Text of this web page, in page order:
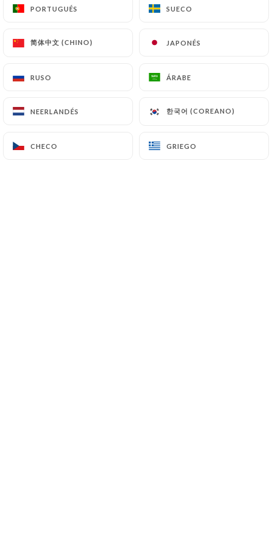
PORTUGUÉS SUECO
简体中文 (CHINO) JAPONÉS
RUSO ÁRABE
NEERLANDÉS 한국어 (COREANO)
CHECO GRIEGO
PORTUGUÉS SUECO
简体中文 (CHINO) JAPONÉS
RUSO ÁRABE
NEERLANDÉS 한국어 (COREANO)
CHECO GRIEGO